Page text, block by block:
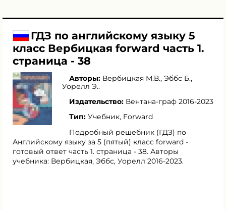
ГДЗ по английскому языку 5
класс Вербицкая forward часть 1.
страница - 38
Авторы: Вербицкая М.В., Эббс Б.,
Уорелл Э..
Издательство: Вентана-граф 2016-2023
Тип: Учебник, Forward
Подробный решебник (ГДЗ) по
Английскому языку за 5 (пятый) класс forward -
готовый ответ часть 1. страница - 38. Авторы
учебника: Вербицкая, Эббс, Уорелл 2016-2023.